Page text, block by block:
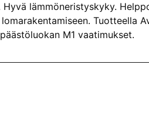
lämmöneristyskyky.
Tuotteella
M1 vaatimukset.